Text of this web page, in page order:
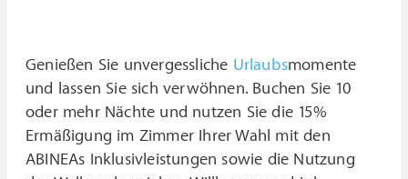
Genießen Sie unvergessliche Urlaubsmomente
und lassen Sie sich verwöhnen. Buchen Sie 10
oder mehr Nächte und nutzen Sie die 15%
Ermäßigung im Zimmer Ihrer Wahl mit den
ABINEAs Inklusivleistungen sowie die Nutzung